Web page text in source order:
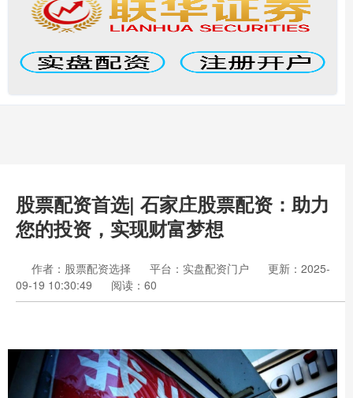
股票配资首选| 石家庄股票配资：助力
您的投资，实现财富梦想
作者：股票配资选择 平台：实盘配资门户
更新：2025-
09-19 10:30:49
阅读：60